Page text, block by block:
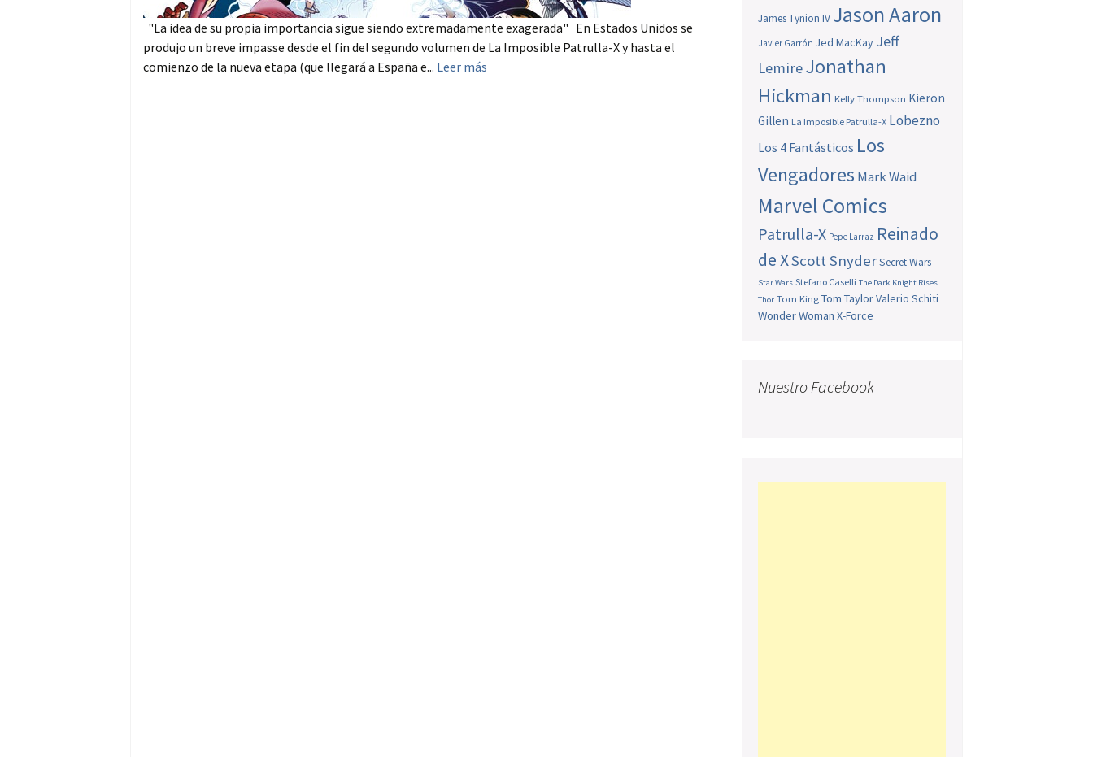
"La idea de su propia importancia sigue siendo extremadamente exagerada" En Estados Unidos se
produjo un breve impasse desde el fin del segundo volumen de La Imposible Patrulla-X y hasta el
comienzo de la nueva etapa (que llegará a España e... Leer más
James Tynion IV Jason Aaron
Javier Garrón Jed MacKay Jeff
LemireJonathan
Hickman Kelly Thompson Kieron
Gillen La Imposible Patrulla-X Lobezno
Los 4 Fantásticos Los
Vengadores Mark Waid
Marvel Comics
Patrulla-X Pepe Larraz Reinado
de XScott SnyderSecret Wars
Star Wars Stefano Caselli The Dark Knight Rises
Thor Tom King Tom TaylorValerio Schiti
Wonder Woman X-Force
Nuestro Facebook